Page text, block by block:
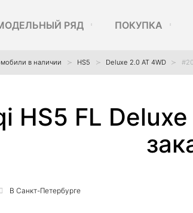
РЯД ПОКУПКА
в наличии HS5 Deluxe 2.0 AT 4WD
HS5 FL
В Санкт-Петербурге